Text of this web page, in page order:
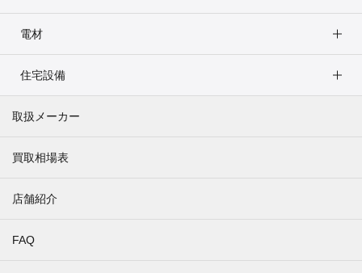
電材
住宅設備
取扱メーカー
買取相場表
店舗紹介
FAQ